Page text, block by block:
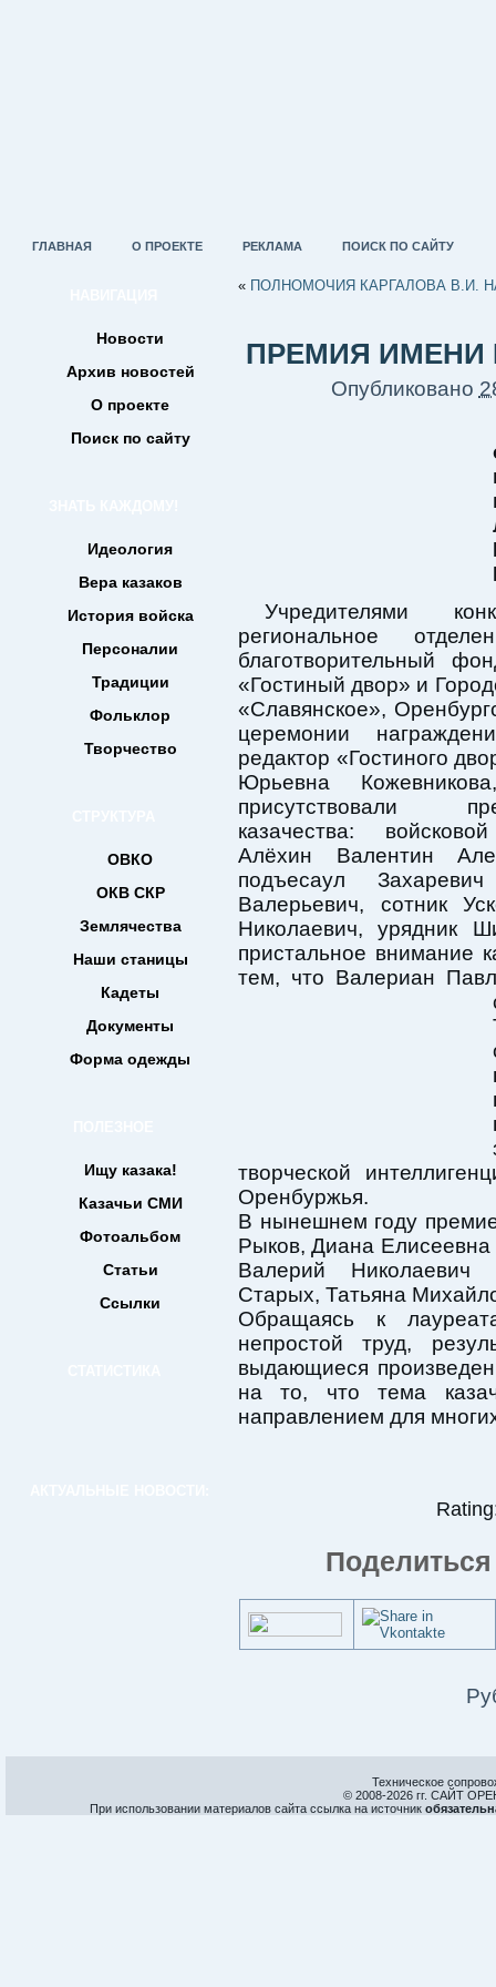
ГЛАВНАЯ О ПРОЕКТЕ РЕКЛАМА ПОИСК ПО САЙТУ
Новости
Архив новостей
О проекте
Поиск по сайту
Идеология
Вера казаков
История войска
Персоналии
Традиции
Фольклор
Творчество
ОВКО
ОКВ СКР
Землячества
Наши станицы
Кадеты
Документы
Форма одежды
Ищу казака!
Казачьи СМИ
Фотоальбом
Статьи
Ссылки
« ПОЛНОМОЧИЯ КАРГАЛОВА В.И.
ПРЕМИЯ ИМЕНИ
Опубликовано
Учредителями
региональное
благотворительный
«Гостиный двор» и
«Славянское»,
церемонии
редактор «Гостиного
Юрьевна
присутствовали
казачества:
Алёхин Валентин
подъесаул
Валерьевич, сотник
Николаевич, урядник
пристальное внимание
тем, что Валериан
творческой
Оренбуржья.
В нынешнем году
Рыков, Диана
Валерий Николаевич
Старых, Татьяна
Обращаясь к
непростой труд,
выдающиеся
на то, что тема
направлением для
Техническое
© 2008-2026 гг. САЙТ
При использовании материалов сайта ссылка на источник